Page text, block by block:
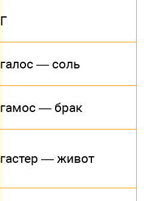
Г
галос — соль
гамос — брак
гастер — живот